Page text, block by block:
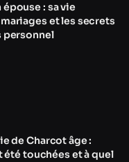
: sa vie
et les secrets
personnel
de Charcot âge :
été touchées et à quel